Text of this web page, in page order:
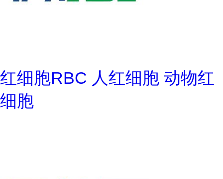
红细胞RBC 人红细胞 动物红
细胞